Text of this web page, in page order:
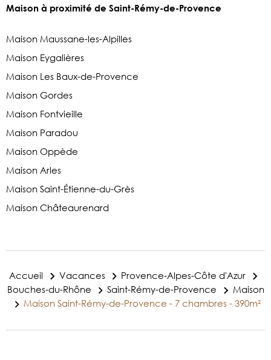
Maison à proximité de Saint-Rémy-de-Provence
Maison Maussane-les-Alpilles
Maison Eygalières
Maison Les Baux-de-Provence
Maison Gordes
Maison Fontvieille
Maison Paradou
Maison Oppède
Maison Arles
Maison Saint-Étienne-du-Grès
Maison Châteaurenard
Accueil Vacances
Provence-Alpes-Côte d'Azur
Bouches-du-Rhône
Saint-Rémy-de-Provence
Maison
Maison Saint-Rémy-de-Provence - 7 chambres - 390m²